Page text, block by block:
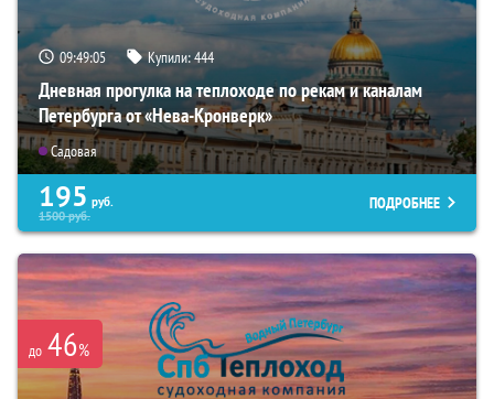
09:49:04 Купили:444
Дневная прогулка на теплоходе по рекам и каналам
Петербурга от «Нева-Кронверк»
Садовая
195 руб.
1500руб.
ПОДРОБНЕЕ
до 46%